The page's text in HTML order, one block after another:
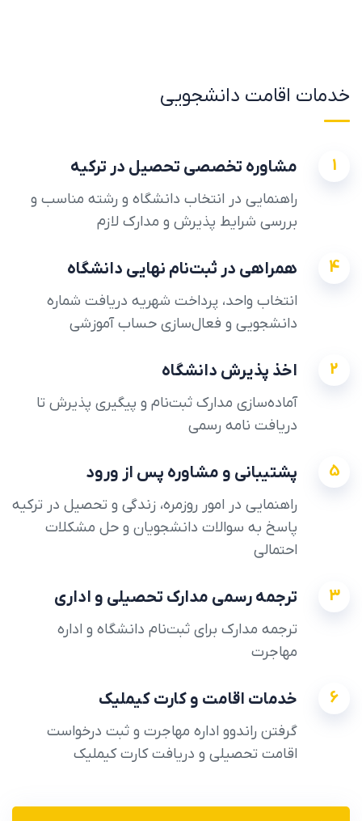
خدمات اقامت دانشجویی
1 مشاوره تخصصی تحصیل در ترکیه
راهنمایی در انتخاب دانشگاه و رشته مناسب و
بررسی شرایط پذیرش و مدارک لازم
4 همراهی در ثبت‌نام نهایی دانشگاه
انتخاب واحد، پرداخت شهریه دریافت شماره
دانشجویی و فعال‌سازی حساب آموزشی
2 اخذ پذیرش دانشگاه
آماده‌سازی مدارک ثبت‌نام و پیگیری پذیرش تا
دریافت نامه رسمی
5 پشتیبانی و مشاوره پس از ورود
راهنمایی در امور روزمره، زندگی و تحصیل در ترکیه
پاسخ به سوالات دانشجویان و حل مشکلات
احتمالی
3 ترجمه رسمی مدارک تحصیلی و اداری
ترجمه مدارک برای ثبت‌نام دانشگاه و اداره
مهاجرت
6 خدمات اقامت و کارت کیملیک
گرفتن راندوو اداره مهاجرت و ثبت درخواست
اقامت تحصیلی و دریافت کارت کیملیک